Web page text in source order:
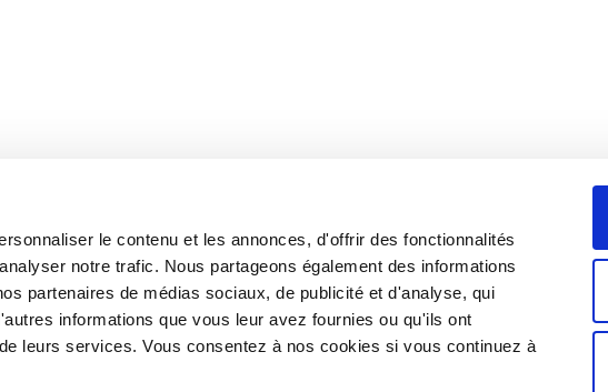
le contenu et les annonces, d'offrir des fonctionnalités
notre trafic. Nous partageons également des informations
partenaires de médias sociaux, de publicité et d'analyse, qui
informations que vous leur avez fournies ou qu'ils ont
leurs services. Vous consentez à nos cookies si vous continuez à